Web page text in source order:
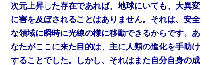
次元上昇した存在であれば、地球にいても、大異変
に害を及ぼされることはありません。それは、安全
な領域に瞬時に光線の様に移動できるからです。あ
なたがここに来た目的は、主に人類の進化を手助け
することでした。しかし、それはまた自分自身の成